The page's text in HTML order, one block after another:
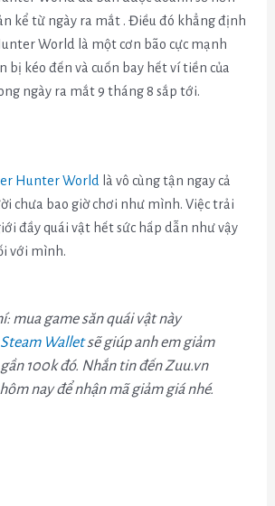
kể từ ngày ra mắt . Điều đó khẳng định
World là một cơn bão cực mạnh
bị kéo đến và cuốn bay hết ví tiền của
ngày ra mắt 9 tháng 8 sắp tới.
Hunter World
là vô cùng tận ngay cả
chưa bao giờ chơi như mình. Việc trải
đầy quái vật hết sức hấp dẫn như vậy
với mình.
mua game săn quái vật này
Steam Walletsẽ giúp anh em giảm
100k đó. Nhắn tin đến Zuu.vn
nay để nhận mã giảm giá nhé.